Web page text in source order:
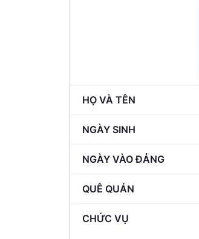
HỌ VÀ TÊN
NGÀY SINH
NGÀY VÀO ĐẢNG
QUÊ QUÁN
CHỨC VỤ